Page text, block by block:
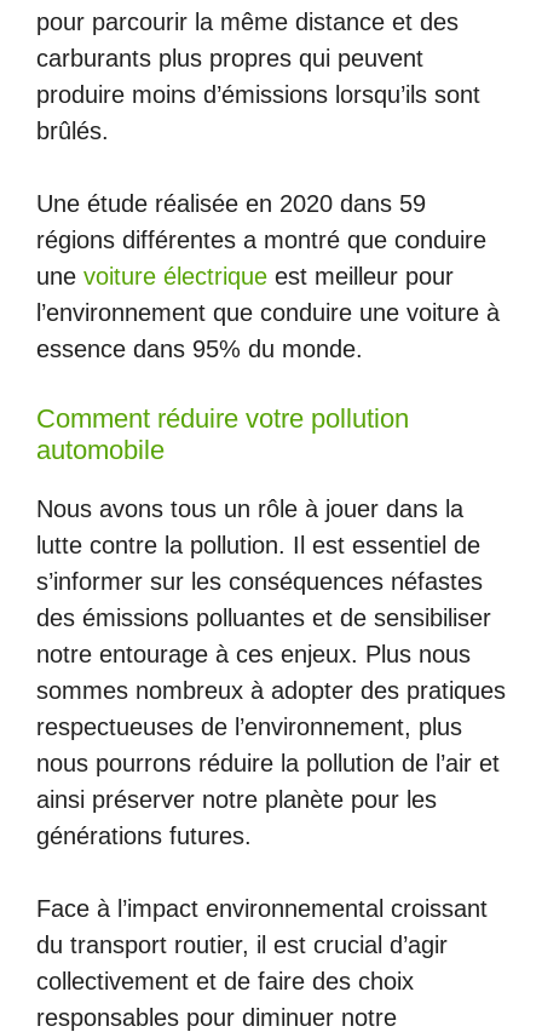
pour parcourir la même distance et des
carburants plus propres qui peuvent
produire moins d’émissions lorsqu’ils sont
brûlés.
Une étude réalisée en 2020 dans 59
régions différentes a montré que conduire
une voiture électrique est meilleur pour
l’environnement que conduire une voiture à
essence dans 95% du monde.
Comment réduire votre pollution
automobile
Nous avons tous un rôle à jouer dans la
lutte contre la pollution. Il est essentiel de
s’informer sur les conséquences néfastes
des émissions polluantes et de sensibiliser
notre entourage à ces enjeux. Plus nous
sommes nombreux à adopter des pratiques
respectueuses de l’environnement, plus
nous pourrons réduire la pollution de l’air et
ainsi préserver notre planète pour les
générations futures.
Face à l’impact environnemental croissant
du transport routier, il est crucial d’agir
collectivement et de faire des choix
responsables pour diminuer notre